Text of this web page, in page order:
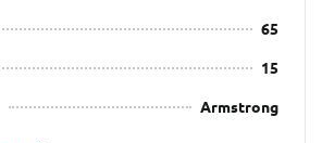
65
15
Armstrong